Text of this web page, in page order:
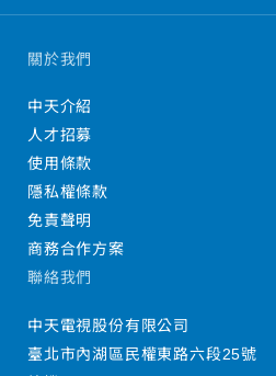
關於我們
中天介紹
人才招募
使用條款
隱私權條款
免責聲明
商務合作方案
聯絡我們
中天電視股份有限公司
臺北市內湖區民權東路六段25號